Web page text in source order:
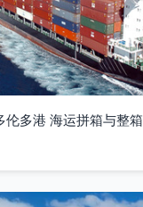
伦多港 海运拼箱与整